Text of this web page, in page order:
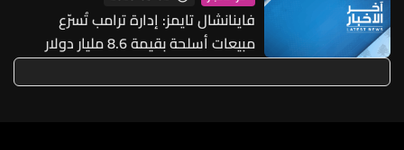
فاينانشال تايمز: إدارة ترامب تُسرّع
مبيعات أسلحة بقيمة 8.6 مليار دولار
لحلفائها في الشرق الأوسط